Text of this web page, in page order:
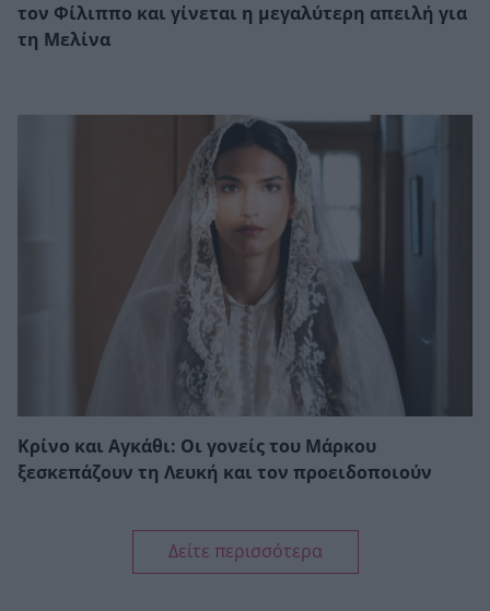
τον Φίλιππο και γίνεται η μεγαλύτερη απειλή για
τη Μελίνα
Κρίνο και Αγκάθι: Οι γονείς του Μάρκου
ξεσκεπάζουν τη Λευκή και τον προειδοποιούν
Δείτε περισσότερα